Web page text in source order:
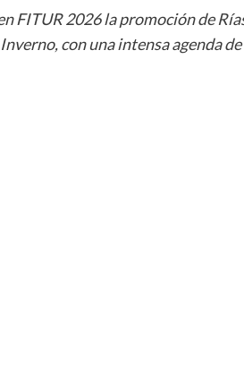
FITUR 2026 la promoción de
con una intensa agenda de